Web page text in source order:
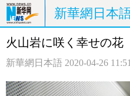
新華網日本
ホームページ
火山岩に咲く幸せの
新華網日本語 2020-04-26